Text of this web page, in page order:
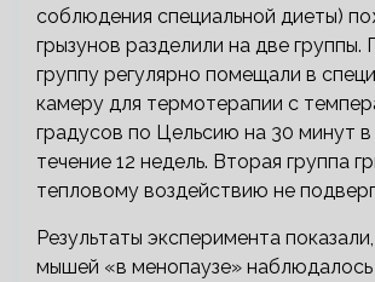
соблюдения специальной диеты)
грызунов разделили на две группы.
группу регулярно помещали в
камеру для термотерапии с
градусов по Цельсию на 30 минут в
течение 12 недель. Вторая группа
тепловому воздействию не
Результаты эксперимента
мышей «в менопаузе»